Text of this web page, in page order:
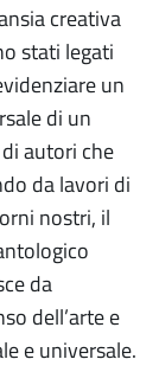
creativa
stati legati
un
di un
autori che
da lavori di
nostri, il
da
dell’arte e
e universale.